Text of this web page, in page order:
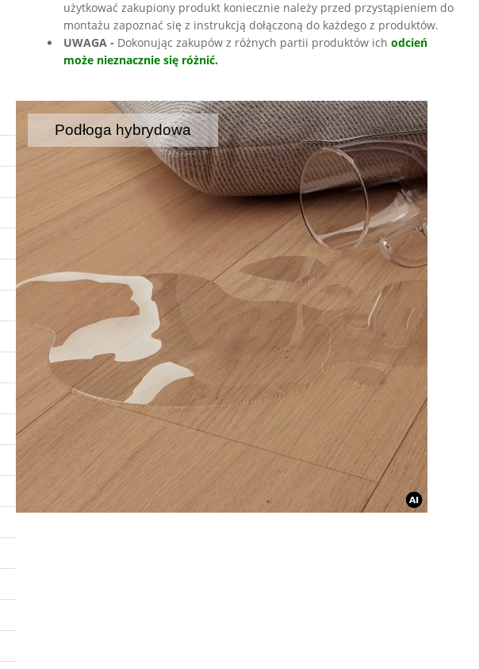
użytkować zakupiony produkt koniecznie należy przed przystąpieniem do
montażu zapoznać się z instrukcją dołączoną do każdego z produktów.
UWAGA - Dokonując zakupów z różnych partii produktów ichodcień
może nieznacznie się różnić.
Podłoga hybrydowa